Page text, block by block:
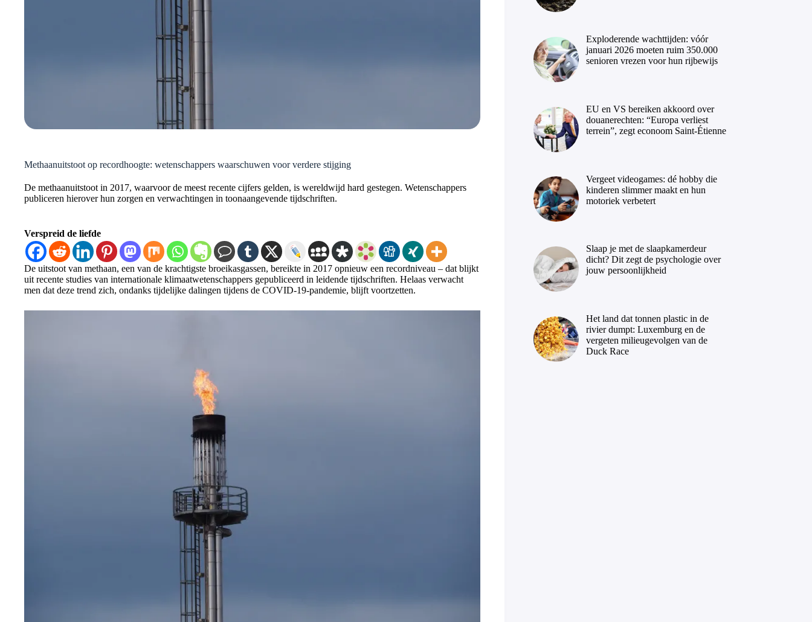
Methaanuitstoot op recordhoogte: wetenschappers waarschuwen voor verdere stijging
De methaanuitstoot in 2017, waarvoor de meest recente cijfers gelden, is wereldwijd hard gestegen. Wetenschappers
publiceren hierover hun zorgen en verwachtingen in toonaangevende tijdschriften.
Verspreid de liefde
De uitstoot van methaan, een van de krachtigste broeikasgassen, bereikte in 2017 opnieuw een recordniveau – dat blijkt
uit recente studies van internationale klimaatwetenschappers gepubliceerd in leidende tijdschriften. Helaas verwacht
men dat deze trend zich, ondanks tijdelijke dalingen tijdens de COVID-19-pandemie, blijft voortzetten.
Exploderende wachttijden: vóór
januari 2026 moeten ruim 350.000
senioren vrezen voor hun rijbewijs
EU en VS bereiken akkoord over
douanerechten: “Europa verliest
terrein”, zegt econoom Saint-Étienne
Vergeet videogames: dé hobby die
kinderen slimmer maakt en hun
motoriek verbetert
Slaap je met de slaapkamerdeur
dicht? Dit zegt de psychologie over
jouw persoonlijkheid
Het land dat tonnen plastic in de
rivier dumpt: Luxemburg en de
vergeten milieugevolgen van de
Duck Race